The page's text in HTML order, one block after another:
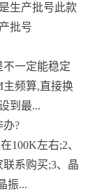
生产批号此款
批号
不一定能稳定
主频算,直接换
到最...
办?
100K左右;2、
系购买;3、晶
振...